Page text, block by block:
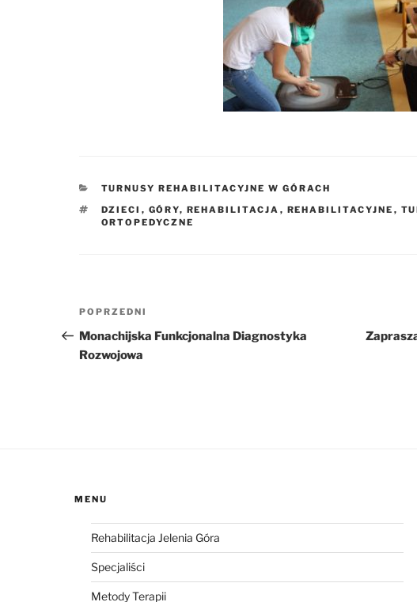
KATEGORIE
TURNUSY REHABILITACYJNE W GÓRACH
TAGI
DZIECI , GÓRY, REHABILITACJA , REHABILITACYJNE ,
ORTOPEDYCZNE
Nawigacja
wpisu
Poprzedni
wpis
POPRZEDNI
Monachijska Funkcjonalna Diagnostyka
Rozwojowa
MENU
Rehabilitacja Jelenia Góra
Specjaliści
Metody Terapii